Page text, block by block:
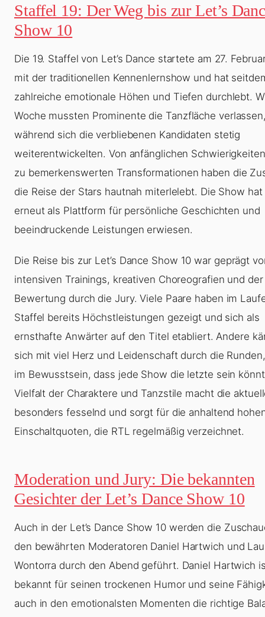
Staffel 19: Der Weg bis zur Let’s
Show 10
Die 19. Staffel von Let’s Dance startete am 27.
mit der traditionellen Kennenlernshow und hat
zahlreiche emotionale Höhen und Tiefen durchlebt.
Woche mussten Prominente die Tanzfläche
während sich die verbliebenen Kandidaten stetig
weiterentwickelten. Von anfänglichen
zu bemerkenswerten Transformationen haben die
die Reise der Stars hautnah miterlelebt. Die Show hat
erneut als Plattform für persönliche Geschichten und
beeindruckende Leistungen erwiesen.
Die Reise bis zur Let’s Dance Show 10 war geprägt
intensiven Trainings, kreativen Choreografien und
Bewertung durch die Jury. Viele Paare haben im
Staffel bereits Höchstleistungen gezeigt und sich als
ernsthafte Anwärter auf den Titel etabliert. Andere
sich mit viel Herz und Leidenschaft durch die
im Bewusstsein, dass jede Show die letzte sein
Vielfalt der Charaktere und Tanzstile macht die
besonders fesselnd und sorgt für die anhaltend
Einschaltquoten, die RTL regelmäßig verzeichnet.
Moderation und Jury: Die bekannten
Gesichter der Let’s Dance Show 10
Auch in der Let’s Dance Show 10werden die
den bewährten Moderatoren Daniel Hartwich und
Wontorra durch den Abend geführt. Daniel Hartwich
bekannt für seinen trockenen Humor und seine
auch in den emotionalsten Momenten die richtige